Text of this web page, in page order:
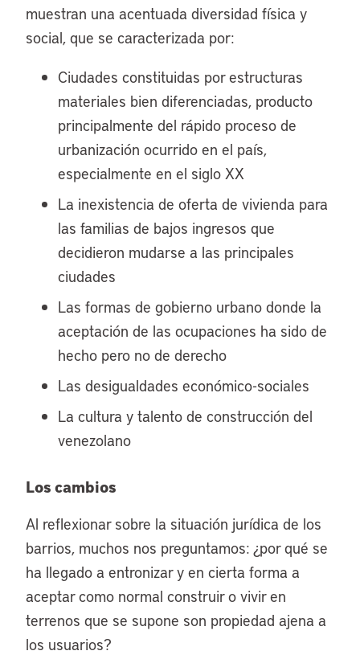
muestran una acentuada diversidad física y
social, que se caracterizada por:
Ciudades constituidas por estructuras
materiales bien diferenciadas, producto
principalmente del rápido proceso de
urbanización ocurrido en el país,
especialmente en el siglo XX
La inexistencia de oferta de vivienda para
las familias de bajos ingresos que
decidieron mudarse a las principales
ciudades
Las formas de gobierno urbano donde la
aceptación de las ocupaciones ha sido de
hecho pero no de derecho
Las desigualdades económico-sociales
La cultura y talento de construcción del
venezolano
Los cambios
Al reflexionar sobre la situación jurídica de los
barrios, muchos nos preguntamos: ¿por qué se
ha llegado a entronizar y en cierta forma a
aceptar como normal construir o vivir en
terrenos que se supone son propiedad ajena a
los usuarios?